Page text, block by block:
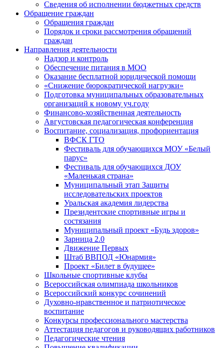
Сведения об исполнении бюджетных средств
Обращение граждан
Обращения граждан
Порядок и сроки рассмотрения обращений
граждан
Направления деятельности
Надзор и контроль
Обеспечение питания в МОО
Оказание бесплатной юридической помощи
«Снижение бюрократической нагрузки»
Подготовка муниципальных образовательных
организаций к новому уч.году
Финансово-хозяйственная деятельность
Августовская педагогическая конференция
Воспитание, социализация, профориентация
ВФСК ГТО
Фестиваль для обучающихся МОУ «Белый
парус»
Фестиваль для обучающихся ДОУ
«Маленькая страна»
Муниципальный этап Защиты
исследовательских проектов
Уральская академия лидерства
Президентские спортивные игры и
состязания
Муниципальный проект «Будь здоров»
Зарница 2.0
Движение Первых
Штаб ВВПОД «Юнармия»
Проект «Билет в будущее»
Школьные спортивные клубы
Всероссийская олимпиада школьников
Всероссийский конкурс сочинений
Духовно-нравственное и патриотическое
воспитание
Конкурсы профессионального мастерства
Аттестация педагогов и руководящих работников
Педагогические чтения